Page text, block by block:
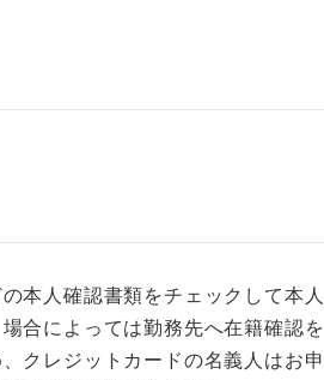
本人確認書類をチェックして本人
合によっては勤務先へ在籍確認を
クレジットカードの名義人はお申